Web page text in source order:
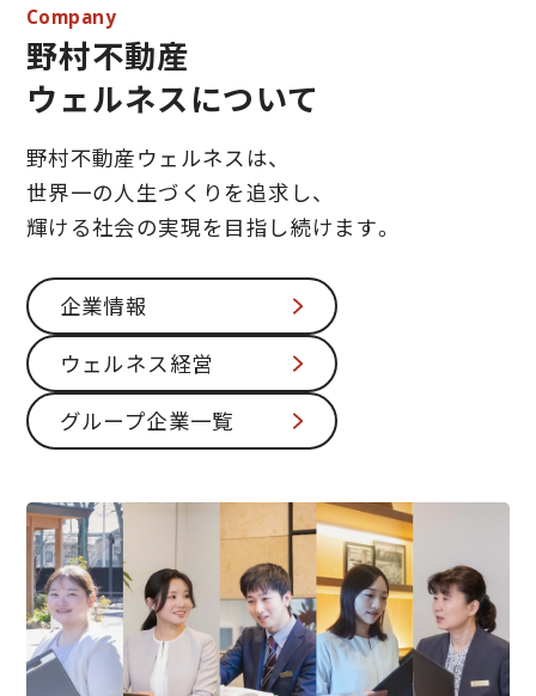
Company
野村不動産
ウェルネスについて
野村不動産ウェルネスは、
世界一の人生づくりを追求し、
輝ける社会の実現を目指し続けます。
企業情報
ウェルネス経営
グループ企業一覧